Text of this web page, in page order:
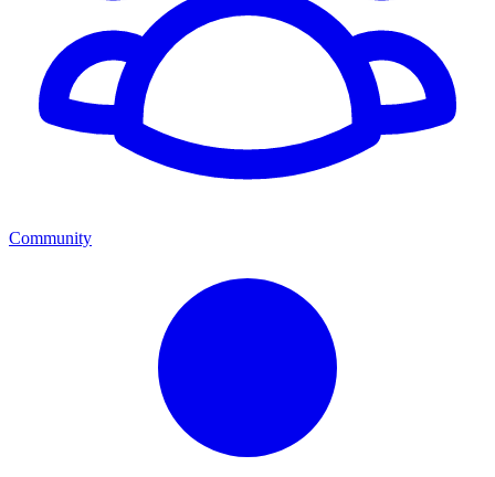
Community